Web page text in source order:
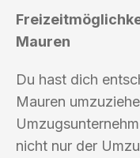
Mauren
Du hast dich
Mauren
nicht nur der